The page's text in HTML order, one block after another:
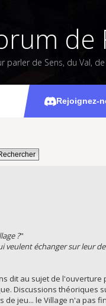
de
parler de Sens, du Val,
Rejoignez-
Un
?"
veulent échanger sur leur
dit au sujet de
Discussions théoriques
jeu... le Village n'a pas